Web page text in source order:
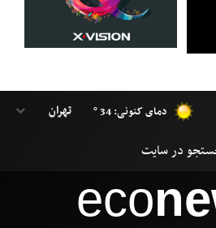
دمای کنونی: 34 °
eco